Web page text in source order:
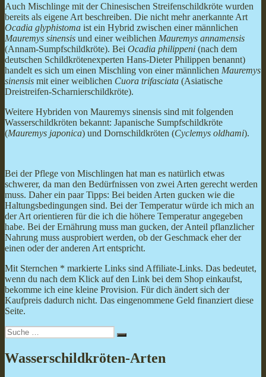
Auch Mischlinge mit der Chinesischen Streifenschildkröte wurden
bereits als eigene Art beschreiben. Die nicht mehr anerkannte Art
Ocadia glyphistoma ist ein Hybrid zwischen einer männlichen
Mauremys sinensis und einer weiblichen Mauremys annamensis
(Annam-Sumpfschildkröte). Bei Ocadia philippeni (nach dem
deutschen Schildkrötenexperten Hans-Dieter Philippen benannt)
handelt es sich um einen Mischling von einer männlichen Mauremys
sinensis mit einer weiblichen Cuora trifasciata (Asiatische
Dreistreifen-Scharnierschildkröte).
Weitere Hybriden von Mauremys sinensis sind mit folgenden
Wasserschildkröten bekannt: Japanische Sumpfschildkröte
(Mauremys japonica) und Dornschildkröten (Cyclemys oldhami).
Bei der Pflege von Mischlingen hat man es natürlich etwas
schwerer, da man den Bedürfnissen von zwei Arten gerecht werden
muss. Daher ein paar Tipps: Bei beiden Arten gucken wie die
Haltungsbedingungen sind. Bei der Temperatur würde ich mich an
der Art orientieren für die ich die höhere Temperatur angegeben
habe. Bei der Ernährung muss man gucken, der Anteil pflanzlicher
Nahrung muss ausprobiert werden, ob der Geschmack eher der
einen oder der anderen Art entspricht.
Mit Sternchen * markierte Links sind Affiliate-Links. Das bedeutet,
wenn du nach dem Klick auf den Link bei dem Shop einkaufst,
bekomme ich eine kleine Provision. Für dich ändert sich der
Kaufpreis dadurch nicht. Das eingenommene Geld finanziert diese
Seite.
Suche
nach:
Suchen
Wasserschildkröten-Arten